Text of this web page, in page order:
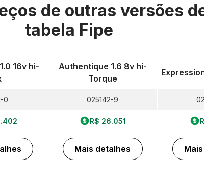
de outras versões
tabela Fipe
16v hi-
0
Authentique 1.6 8v hi-
Torque
025142-9
R$ 26.051
Mais detalhes